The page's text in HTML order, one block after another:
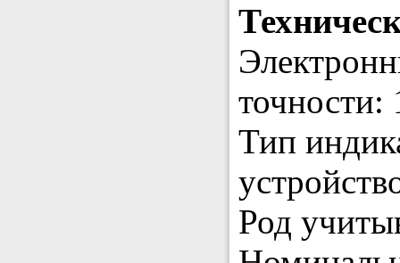
точности:
Тип
Род